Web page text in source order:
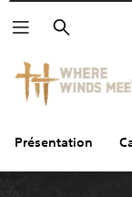
Rechercher
Présentation